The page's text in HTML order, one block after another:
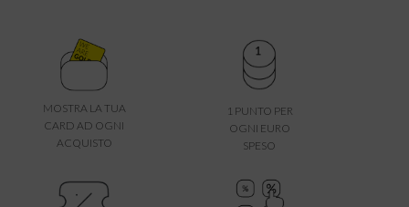
MOSTRA LA TUA
CARD AD OGNI
ACQUISTO
1 PUNTO PER
OGNI EURO
SPESO